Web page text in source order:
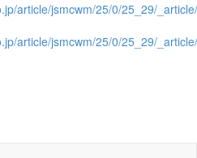
article/jsmcwm/25/0/25_29/
article/jsmcwm/25/0/25_29/